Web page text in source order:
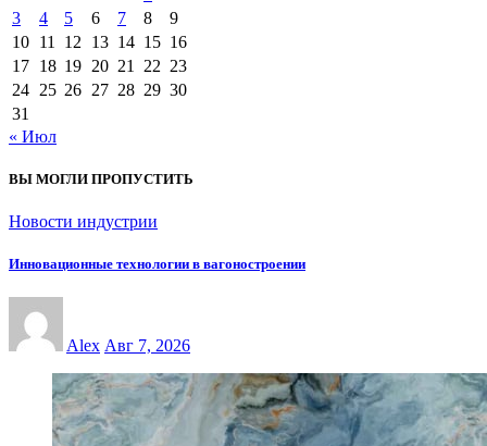
3
4 5 6 7 8
9
10 11 12 13 14 15 16
17 18 19 20 21 22 23
24 25 26 27 28 29 30
31
« Июл
ВЫ МОГЛИ ПРОПУСТИТЬ
Новости индустрии
Инновационные технологии в вагоностроении
Alex Авг 7, 2026